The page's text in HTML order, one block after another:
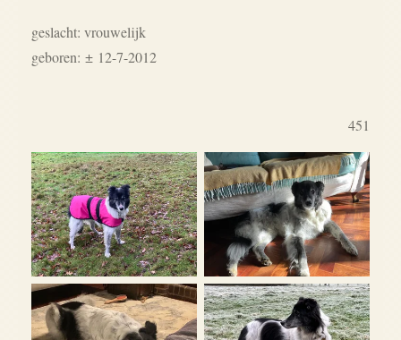
geslacht: vrouwelijk
geboren: ± 12-7-2012
451